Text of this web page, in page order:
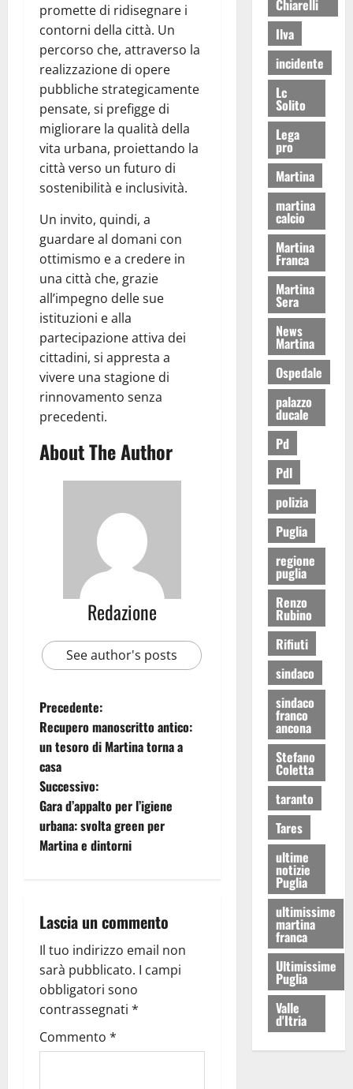
promette di ridisegnare i
contorni della città. Un
percorso che, attraverso la
realizzazione di opere
pubbliche strategicamente
pensate, si prefigge di
migliorare la qualità della
vita urbana, proiettando la
città verso un futuro di
sostenibilità e inclusività.
Un invito, quindi, a
guardare al domani con
ottimismo e a credere in
una città che, grazie
all’impegno delle sue
istituzioni e alla
partecipazione attiva dei
cittadini, si appresta a
vivere una stagione di
rinnovamento senza
precedenti.
About The Author
Redazione
See author's posts
Precedente:
Recupero manoscritto antico:
un tesoro di Martina torna a
casa
Successivo:
Gara d’appalto per l’igiene
urbana: svolta green per
Martina e dintorni
Lascia un commento
Il tuo indirizzo email non
sarà pubblicato. I campi
obbligatori sono
contrassegnati *
Commento *
Chiarelli
Ilva
incidente
Lc
Solito
Lega
pro
Martina
martina
calcio
Martina
Franca
Martina
Sera
News
Martina
Ospedale
palazzo
ducale
Pd
Pdl
polizia
Puglia
regione
puglia
Renzo
Rubino
Rifiuti
sindaco
sindaco
franco
ancona
Stefano
Coletta
taranto
Tares
ultime
notizie
Puglia
ultimissime
martina
franca
Ultimissime
Puglia
Valle
d'Itria